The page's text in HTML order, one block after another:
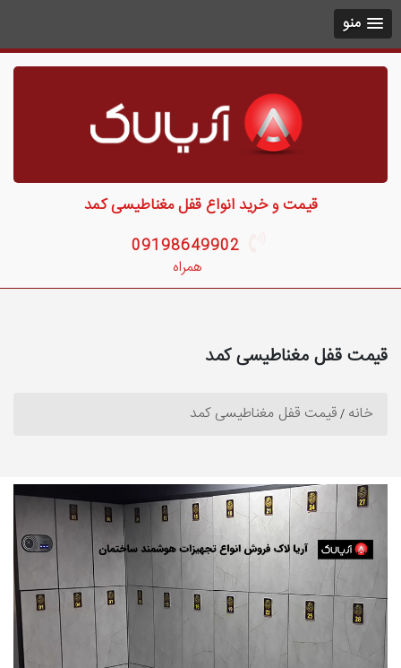
منو
قیمت و خرید انواع قفل مغناطیسی کمد
09198649902
همراه
قیمت قفل مغناطیسی کمد
خانه قیمت قفل مغناطیسی کمد